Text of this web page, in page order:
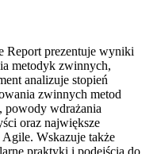
Report prezentuje wyniki
metodyk zwinnych,
analizuje stopień
zwinnych metod
powody wdrażania
oraz największe
Wskazuje także
praktyki i podejścia do